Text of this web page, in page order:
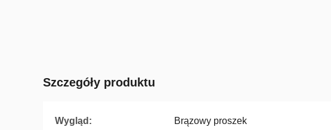
Szczegóły produktu
Wygląd: Brązowy proszek